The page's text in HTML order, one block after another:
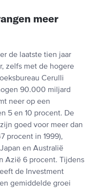
meer
de laatste tien jaar
zelfs met de hogere
Cerulli
90.000 miljard
neer op een
5 en 10 procent. De
goed voor meer dan
procent in 1999),
en Australië
Azië 6 procent. Tijdens
de Investment
gemiddelde groei